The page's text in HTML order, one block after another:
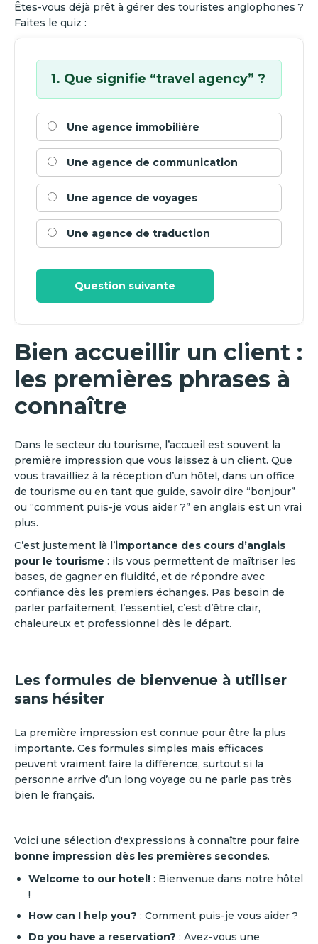
‍Êtes-vous déjà prêt à gérer des touristes anglophones ?
Faites le quiz :
1. Que signifie “travel agency” ?
Une agence immobilière
Une agence de communication
Une agence de voyages
Une agence de traduction
Question suivante
Bien accueillir un client :
les premières phrases à
connaître
Dans le secteur du tourisme, l’accueil est souvent la
première impression que vous laissez à un client. Que
vous travailliez à la réception d’un hôtel, dans un office
de tourisme ou en tant que guide, savoir dire “bonjour”
ou “comment puis-je vous aider ?” en anglais est un vrai
plus.
C’est justement là l’importance des cours d’anglais
pour le tourisme : ils vous permettent de maîtriser les
bases, de gagner en fluidité, et de répondre avec
confiance dès les premiers échanges. Pas besoin de
parler parfaitement, l’essentiel, c’est d’être clair,
chaleureux et professionnel dès le départ.
Les formules de bienvenue à utiliser
sans hésiter
La première impression est connue pour être la plus
importante. Ces formules simples mais efficaces
peuvent vraiment faire la différence, surtout si la
personne arrive d’un long voyage ou ne parle pas très
bien le français.
Voici une sélection d'expressions à connaître pour faire
bonne impression dès les premières secondes.
Welcome to our hotel! : Bienvenue dans notre hôtel
!
How can I help you? : Comment puis-je vous aider ?
Do you have a reservation? : Avez-vous une